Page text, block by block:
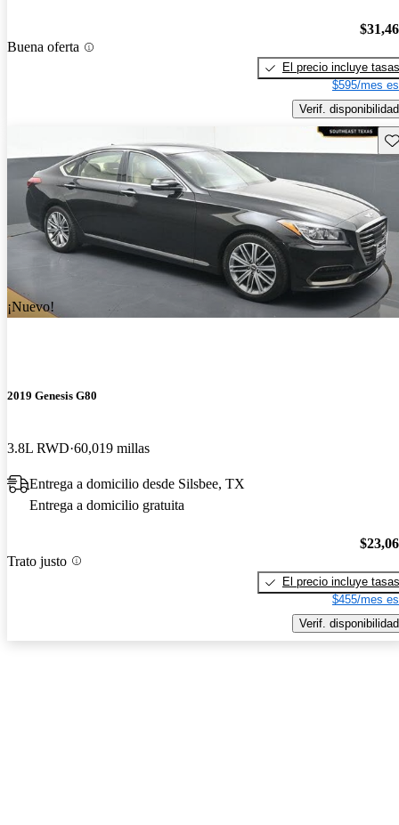
Buena oferta
El precio incluye tasas
$595/mes
Verif. disponibilidad
¡Nuevo!
2019 Genesis G80
3.8L RWD 60,019 millas
Entrega a domicilio desde Silsbee, TX
Entrega a domicilio gratuita
Trato justo
El precio incluye tasas
$455/mes
Verif. disponibilidad